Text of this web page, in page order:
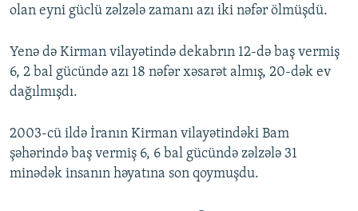
olan eyni güclü zəlzələ zamanı azı iki nəfər ölmüşdü.
Yenə də Kirman vilayətində dekabrın 12-də baş vermiş
6, 2 bal gücündə azı 18 nəfər xəsarət almış, 20-dək ev
dağılmışdı.
2003-cü ildə İranın Kirman vilayətindəki Bam
şəhərində baş vermiş 6, 6 bal gücündə zəlzələ 31
minədək insanın həyatına son qoymuşdu.